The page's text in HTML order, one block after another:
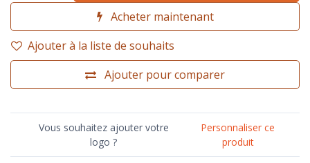
Acheter maintenant
Ajouter pour comparer
Ajouter à la liste de souhaits
Vous souhaitez ajouter votre
logo ?
Personnaliser ce
produit